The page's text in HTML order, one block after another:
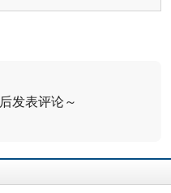
后发表评论～